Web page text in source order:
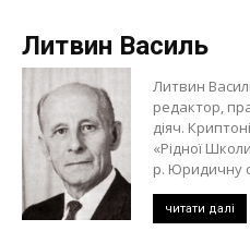
Литвин Василь
Литвин
редактор,
діяч.
«Рідної
р. Юридичну
читати далі